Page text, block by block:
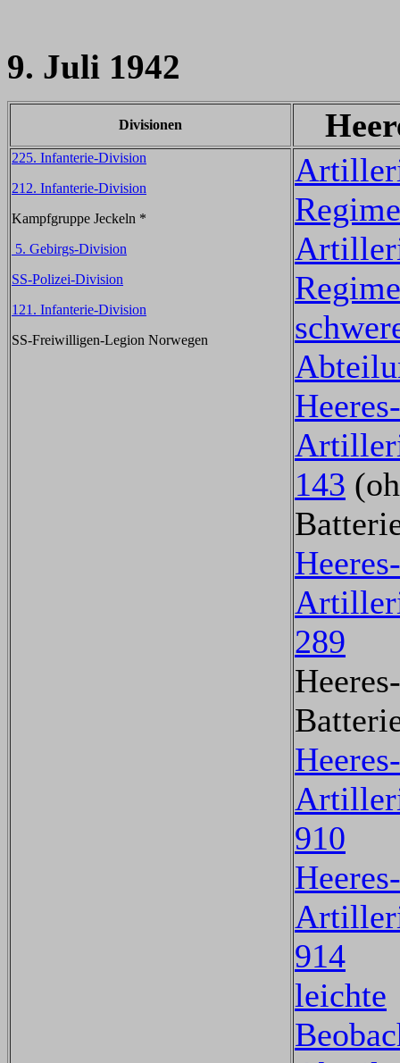
9. Juli 1942
Divisionen
225. Infanterie-Division
212. Infanterie-Division
Kampfgruppe Jeckeln *
5. Gebirgs-Division
SS-Polizei-Division
121. Infanterie-Division
SS-Freiwilligen-Legion Norwegen
143
289
910
914
leichte